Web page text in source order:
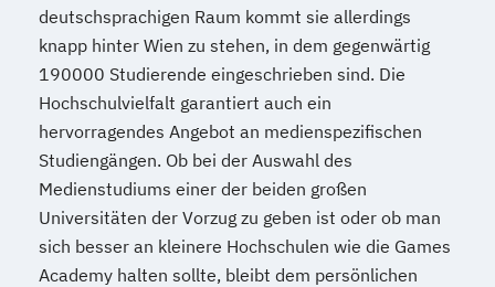
deutschsprachigen Raum kommt sie allerdings
knapp hinter Wien zu stehen, in dem gegenwärtig
190000 Studierende eingeschrieben sind. Die
Hochschulvielfalt garantiert auch ein
hervorragendes Angebot an medienspezifischen
Studiengängen. Ob bei der Auswahl des
Medienstudiums einer der beiden großen
Universitäten der Vorzug zu geben ist oder ob man
sich besser an kleinere Hochschulen wie die Games
Academy halten sollte, bleibt dem persönlichen